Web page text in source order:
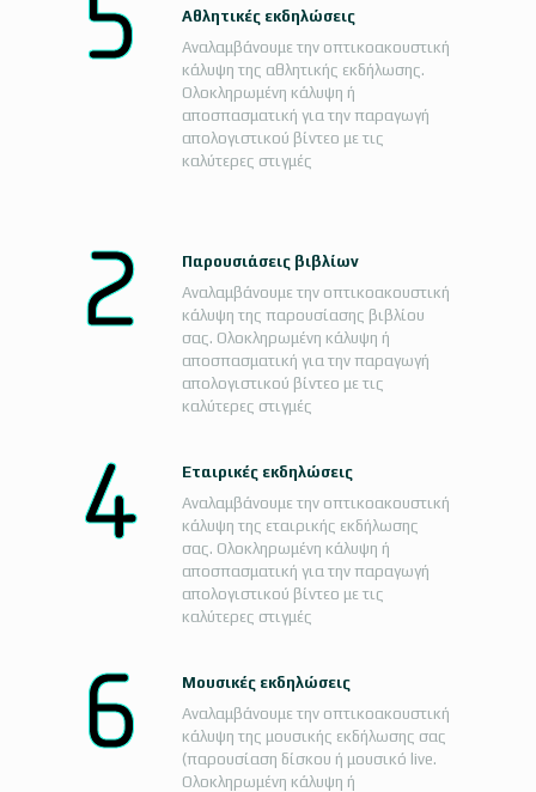
Αθλητικές εκδηλώσεις
Αναλαμβάνουμε την οπτικοακουστική
κάλυψη της αθλητικής εκδήλωσης.
Ολοκληρωμένη κάλυψη ή
αποσπασματική για την παραγωγή
απολογιστικού βίντεο με τις
καλύτερες στιγμές
Παρουσιάσεις βιβλίων
Αναλαμβάνουμε την οπτικοακουστική
κάλυψη της παρουσίασης βιβλίου
σας. Ολοκληρωμένη κάλυψη ή
αποσπασματική για την παραγωγή
απολογιστικού βίντεο με τις
καλύτερες στιγμές
Εταιρικές εκδηλώσεις
Αναλαμβάνουμε την οπτικοακουστική
κάλυψη της εταιρικής εκδήλωσης
σας. Ολοκληρωμένη κάλυψη ή
αποσπασματική για την παραγωγή
απολογιστικού βίντεο με τις
καλύτερες στιγμές
Μουσικές εκδηλώσεις
Αναλαμβάνουμε την οπτικοακουστική
κάλυψη της μουσικής εκδήλωσης σας
(παρουσίαση δίσκου ή μουσικό live.
Ολοκληρωμένη κάλυψη ή